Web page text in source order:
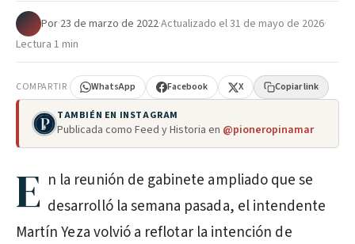
Por·23 de marzo de 2022·Actualizado el31 de mayo de 2026·
Lectura 1 min
COMPARTIR WhatsApp Facebook X Copiar link
TAMBIÉN EN INSTAGRAM
Publicada como Feed y Historia en @pioneropinamar
E n la reunión de gabinete ampliado que se
desarrolló la semana pasada, el intendente
Martín Yeza volvió a reflotar la intención de